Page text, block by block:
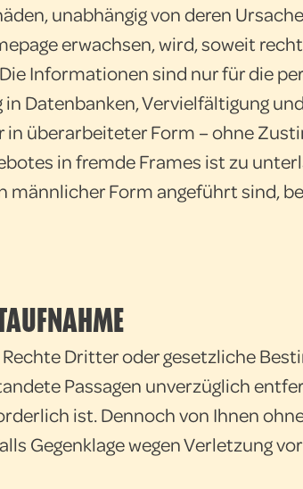
unabhängig von deren
erwachsen, wird, soweit
Informationen sind nur für die
Datenbanken, Vervielfältigung
überarbeiteter Form – ohne
in fremde Frames ist zu
Form angeführt sind,
Dritter oder gesetzliche
Passagen unverzüglich
ist. Dennoch von Ihnen
Gegenklage wegen Verletzung